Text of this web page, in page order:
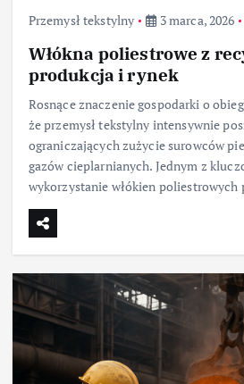
Przemysł tekstylny 3 marca, 2026
Włókna poliestrowe z
produkcja i rynek
Rosnące znaczenie gospodarki o
że przemysł tekstylny intensywnie
ograniczających zużycie surowców
gazów cieplarnianych. Jednym z
wykorzystanie włókien